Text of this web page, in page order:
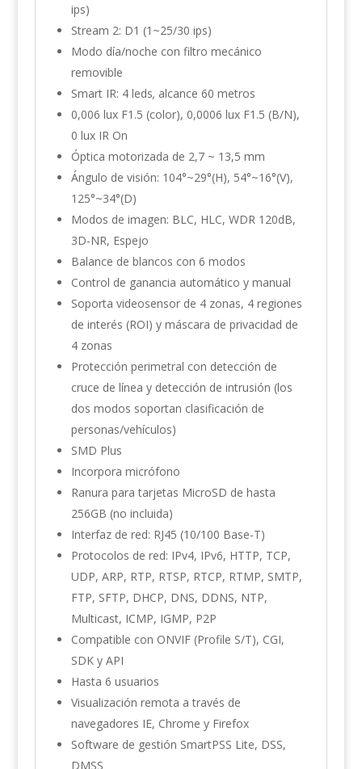
ips)
Stream 2: D1 (1~25/30 ips)
Modo día/noche con filtro mecánico
removible
Smart IR: 4 leds, alcance 60 metros
0,006 lux F1.5 (color), 0,0006 lux F1.5 (B/N),
0 lux IR On
Óptica motorizada de 2,7 ~ 13,5 mm
Ángulo de visión: 104°~29°(H), 54°~16°(V),
125°~34°(D)
Modos de imagen: BLC, HLC, WDR 120dB,
3D-NR, Espejo
Balance de blancos con 6 modos
Control de ganancia automático y manual
Soporta videosensor de 4 zonas, 4 regiones
de interés (ROI) y máscara de privacidad de
4 zonas
Protección perimetral con detección de
cruce de línea y detección de intrusión (los
dos modos soportan clasificación de
personas/vehículos)
SMD Plus
Incorpora micrófono
Ranura para tarjetas MicroSD de hasta
256GB (no incluida)
Interfaz de red: RJ45 (10/100 Base-T)
Protocolos de red: IPv4, IPv6, HTTP, TCP,
UDP, ARP, RTP, RTSP, RTCP, RTMP, SMTP,
FTP, SFTP, DHCP, DNS, DDNS, NTP,
Multicast, ICMP, IGMP, P2P
Compatible con ONVIF (Profile S/T), CGI,
SDK y API
Hasta 6 usuarios
Visualización remota a través de
navegadores IE, Chrome y Firefox
Software de gestión SmartPSS Lite, DSS,
DMSS